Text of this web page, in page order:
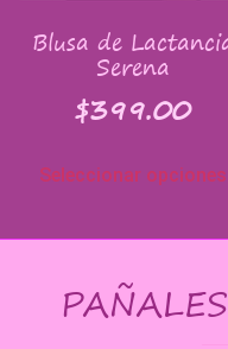
Blusa de
Serena
$399.00
Seleccionar opciones